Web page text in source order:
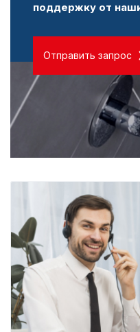
поддержку от
Отправить запрос